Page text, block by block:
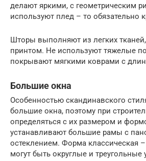
делают яркими, с геометрическим
используют плед – то обязательно
Шторы выполняют из легких
принтом. Не используют тяжелые
покрывают мягкими коврами с
Большие окна
Особенностью скандинавского
большие окна, поэтому при
определяться с их размером и
устанавливают большие рамы с
остеклением. Форма классическая
могут быть округлые и треугольные